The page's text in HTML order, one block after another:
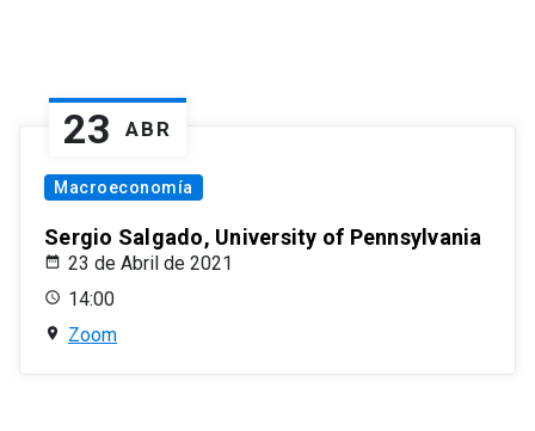
23 ABR
Macroeconomía
Sergio Salgado, University of Pennsylvania
23 de Abril de 2021
14:00
Zoom